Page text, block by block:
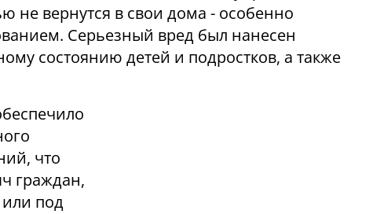
не вернутся в свои дома - особенно
Серьезный вред был нанесен
состоянию детей и подростков, а также
что
граждан,
под